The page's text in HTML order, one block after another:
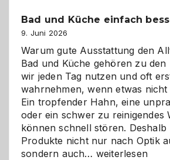
Bad und Küche einfach
9. Juni 2026
Warum gute Ausstattung den
Bad und Küche gehören zu den
wir jeden Tag nutzen und oft
wahrnehmen, wenn etwas
Ein tropfender Hahn, eine
oder ein schwer zu reinigendes
können schnell stören. Deshalb
Produkte nicht nur nach Optik
sondern auch… Bad
weiterlesen